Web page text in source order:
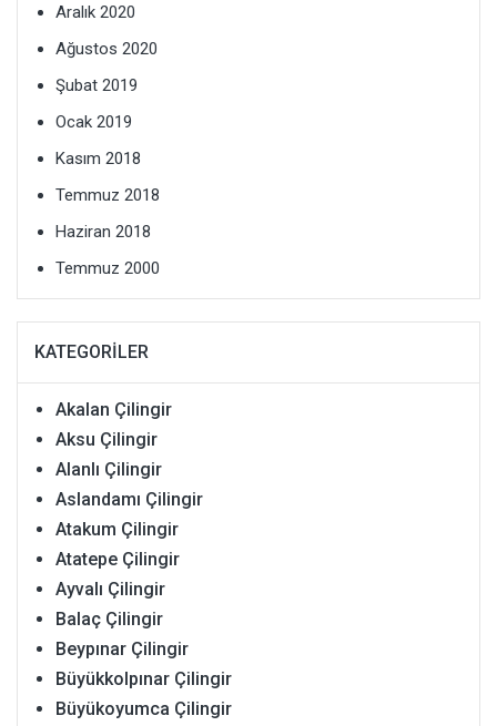
Aralık 2020
Ağustos 2020
Şubat 2019
Ocak 2019
Kasım 2018
Temmuz 2018
Haziran 2018
Temmuz 2000
KATEGORILER
Akalan Çilingir
Aksu Çilingir
Alanlı Çilingir
Aslandamı Çilingir
Atakum Çilingir
Atatepe Çilingir
Ayvalı Çilingir
Balaç Çilingir
Beypınar Çilingir
Büyükkolpınar Çilingir
Büyükoyumca Çilingir